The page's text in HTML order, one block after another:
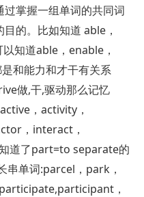
掌握一组单词的共同词
的。比如知道 able，
知道able，enable，
和能力和才干有关系
做,干,驱动那么记忆
，activity，
，interact，
道了part=to separate的
串单词:parcel，park，
，